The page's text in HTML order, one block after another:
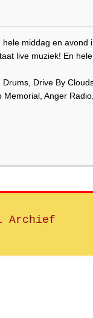
middag en
live muziek! En
Drive By
Anger
Archief